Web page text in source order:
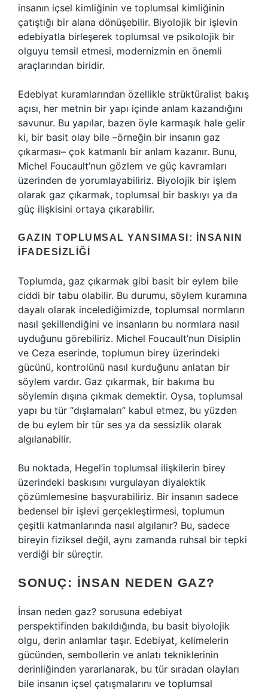
insanın içsel kimliğinin ve toplumsal kimliğinin
çatıştığı bir alana dönüşebilir. Biyolojik bir işlevin
edebiyatla birleşerek toplumsal ve psikolojik bir
olguyu temsil etmesi, modernizmin en önemli
araçlarından biridir.
Edebiyat kuramlarından özellikle strüktüralist bakış
açısı, her metnin bir yapı içinde anlam kazandığını
savunur. Bu yapılar, bazen öyle karmaşık hale gelir
ki, bir basit olay bile –örneğin bir insanın gaz
çıkarması– çok katmanlı bir anlam kazanır. Bunu,
Michel Foucault’nun gözlem ve güç kavramları
üzerinden de yorumlayabiliriz. Biyolojik bir işlem
olarak gaz çıkarmak, toplumsal bir baskıyı ya da
güç ilişkisini ortaya çıkarabilir.
GAZIN TOPLUMSAL YANSIMASI: İNSANIN
İFADESIZLIĞI
Toplumda, gaz çıkarmak gibi basit bir eylem bile
ciddi bir tabu olabilir. Bu durumu, söylem kuramına
dayalı olarak incelediğimizde, toplumsal normların
nasıl şekillendiğini ve insanların bu normlara nasıl
uyduğunu görebiliriz. Michel Foucault’nun Disiplin
ve Ceza eserinde, toplumun birey üzerindeki
gücünü, kontrolünü nasıl kurduğunu anlatan bir
söylem vardır. Gaz çıkarmak, bir bakıma bu
söylemin dışına çıkmak demektir. Oysa, toplumsal
yapı bu tür “dışlamaları” kabul etmez, bu yüzden
de bu eylem bir tür ses ya da sessizlik olarak
algılanabilir.
Bu noktada, Hegel’in toplumsal ilişkilerin birey
üzerindeki baskısını vurgulayan diyalektik
çözümlemesine başvurabiliriz. Bir insanın sadece
bedensel bir işlevi gerçekleştirmesi, toplumun
çeşitli katmanlarında nasıl algılanır? Bu, sadece
bireyin fiziksel değil, aynı zamanda ruhsal bir tepki
verdiği bir süreçtir.
SONUÇ: İNSAN NEDEN GAZ?
İnsan neden gaz? sorusuna edebiyat
perspektifinden bakıldığında, bu basit biyolojik
olgu, derin anlamlar taşır. Edebiyat, kelimelerin
gücünden, sembollerin ve anlatı tekniklerinin
derinliğinden yararlanarak, bu tür sıradan olayları
bile insanın içsel çatışmalarını ve toplumsal